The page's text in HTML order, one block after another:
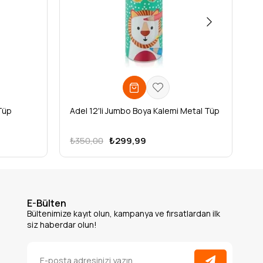
Adel 12'li Jumbo Boya Kalemi Metal Tüp
₺299,99
₺350,00
E-Bülten
Bültenimize kayıt olun, kampanya ve fırsatlardan ilk
siz haberdar olun!